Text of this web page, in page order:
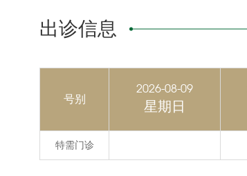
出诊信息
号别
2026-08-09
星期日
特需门诊